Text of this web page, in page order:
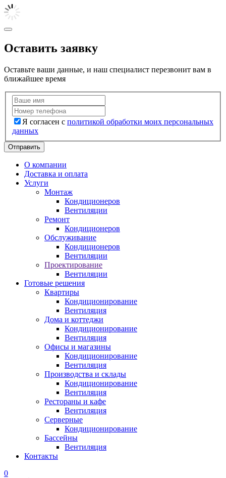
Оставить заявку
Оставьте ваши данные, и наш специалист перезвонит вам в
ближайшее время
Я согласен с политикой обработки моих персональных
данных
Отправить
О компании
Доставка и оплата
Услуги
Монтаж
Кондиционеров
Вентиляции
Ремонт
Кондиционеров
Обслуживание
Кондиционеров
Вентиляции
Проектирование
Вентиляции
Готовые решения
Квартиры
Кондиционирование
Вентиляция
Дома и коттеджи
Кондиционирование
Вентиляция
Офисы и магазины
Кондиционирование
Вентиляция
Производства и склады
Кондиционирование
Вентиляция
Рестораны и кафе
Вентиляция
Серверные
Кондиционирование
Бассейны
Вентиляция
Контакты
0